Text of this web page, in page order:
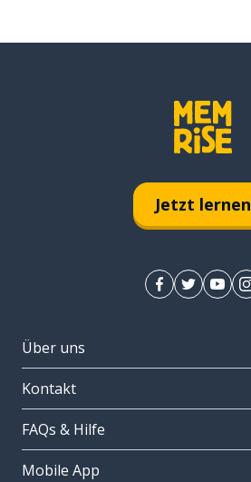
Jetzt lernen
Über uns
Kontakt
FAQs & Hilfe
Mobile App